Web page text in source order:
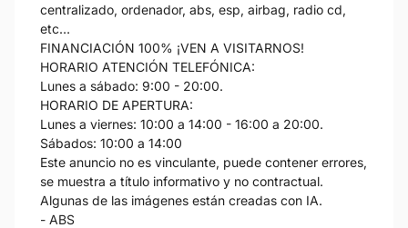
centralizado, ordenador, abs, esp, airbag, radio cd,
etc…
FINANCIACIÓN 100% ¡VEN A VISITARNOS!
HORARIO ATENCIÓN TELEFÓNICA:
Lunes a sábado: 9:00 - 20:00.
HORARIO DE APERTURA:
Lunes a viernes: 10:00 a 14:00 - 16:00 a 20:00.
Sábados: 10:00 a 14:00
Este anuncio no es vinculante, puede contener errores,
se muestra a título informativo y no contractual.
Algunas de las imágenes están creadas con IA.
- ABS